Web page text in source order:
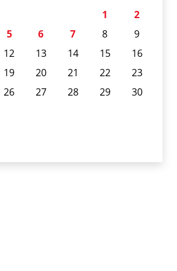
1
2
5 6 7 8
9
12 13 14 15
16
19 20 21 22
23
26 27 28 29
30